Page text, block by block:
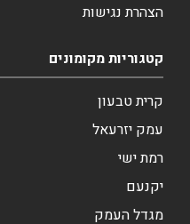
הצהרת נגישות
קטגוריות מקומונים
קרית טבעון
עמק יזרעאל
רמת ישי
יקנעם
מגדל העמק